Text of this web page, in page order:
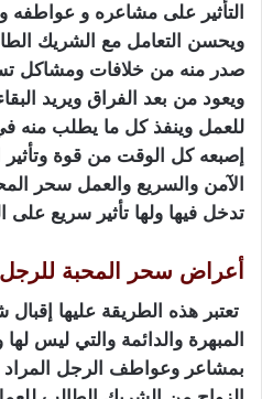
التأثير على مشاعره و
ويحسن التعامل مع الشريك
صدر منه من خلافات ومشاكل
ويعود من بعد الفراق ويريد
للعمل وينفذ كل ما يطلب منه
إصبعه كل الوقت من قوة
الآمن والسريع والعمل سحر
تدخل فيها ولها تأثير سريع على
أعراض سحر المحبة للرجل
تعتبر هذه الطريقة عليها إقبال
المبهرة والدائمة والتي ليس
بمشاعر وعواطف الرجل المراد